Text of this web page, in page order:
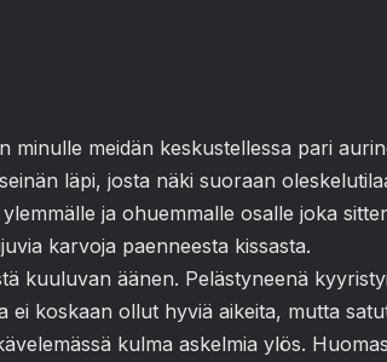
meidän keskustellessa pari
läpi, josta näki suoraan
ja ohuemmalle osalle joka
karvoja paenneesta kissasta.
kuuluvan äänen. Pelästyneenä
koskaan ollut hyviä aikeita, mutta
kulma askelmia ylös.